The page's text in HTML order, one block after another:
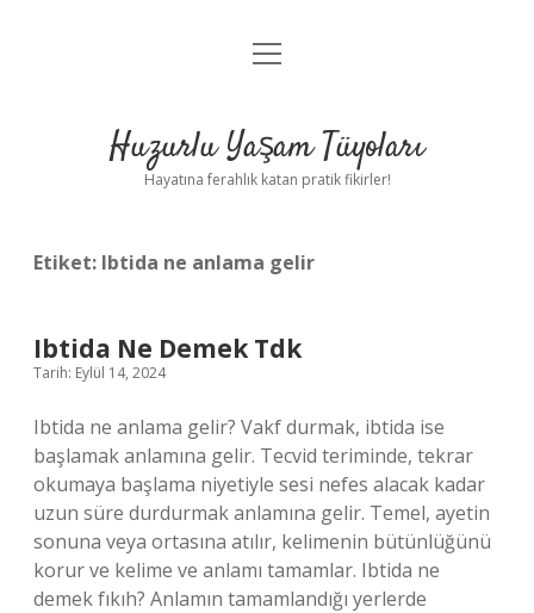
Anasayfa
Yasal Uyarı
menüyü
Huzurlu Yaşam Tüyoları
Hayatına ferahlık katan pratik fikirler!
Etiket: Ibtida ne anlama gelir
Ibtida Ne Demek Tdk
Tarih: Eylül 14, 2024
Ibtida ne anlama gelir? Vakf durmak, ibtida ise
başlamak anlamına gelir. Tecvid teriminde, tekrar
okumaya başlama niyetiyle sesi nefes alacak kadar
uzun süre durdurmak anlamına gelir. Temel, ayetin
sonuna veya ortasına atılır, kelimenin bütünlüğünü
korur ve kelime ve anlamı tamamlar. Ibtida ne
demek fıkıh? Anlamın tamamlandığı yerlerde